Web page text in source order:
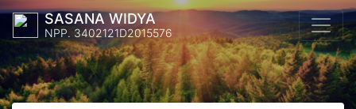
SASANA WIDYA
NPP. 3402121D2015576